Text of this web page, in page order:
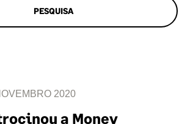
2020
a Money